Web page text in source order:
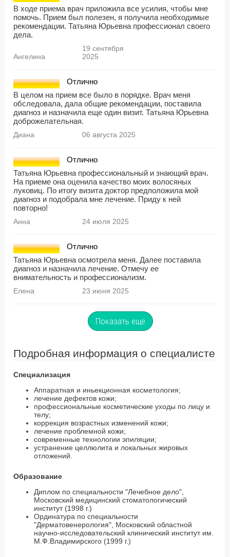
В ходе приема врач приложила все усилия, чтобы мне
помочь. Прием был полезен, я получила необходимые
рекомендации. Татьяна Юрьевна профессионал своего
дела.
Ангелина
19 сентября
2025
Отлично
В целом на прием все было в порядке. Врач меня
обследовала, дала общие рекомендации, поставила
диагноз и назначила еще один визит. Татьяна Юрьевна
доброжелательная.
Диана 06 августа 2025
Отлично
Татьяна Юрьевна профессиональный и знающий врач.
На приеме она оценила качество моих волосяных
луковиц. По итогу визита доктор предположила мой
диагноз и подобрала мне лечение. Приду к ней
повторно!
Анна 24 июля 2025
Отлично
Татьяна Юрьевна осмотрела меня. Далее поставила
диагноз и назначила лечение. Отмечу ее
внимательность и профессионализм.
Елена 23 июня 2025
Показать ещё
Подробная информация о специалисте
Специализация
Аппаратная и иньекционная косметология;
лечение дефектов кожи;
профессиональные косметические уходы по лицу и
телу;
коррекция возрастных изменений кожи;
лечение проблемной кожи;
современные технологии эпиляции;
устранение целлюлита и локальных жировых
отложений.
Образование
Диплом по специальности "Лечебное дело",
Московский медицинский стоматологический
институт (1998 г.)
Ординатура по специальности
"Дерматовенерология", Московский областной
научно-исследовательский клинический институт им.
М.Ф.Владимирского (1999 г.)